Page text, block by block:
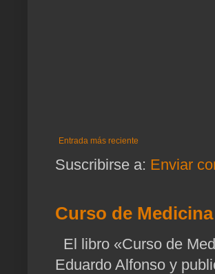
Entrada más reciente
Suscribirse a: Enviar
Curso de
El libro «Curso de
Eduardo Alfonso y